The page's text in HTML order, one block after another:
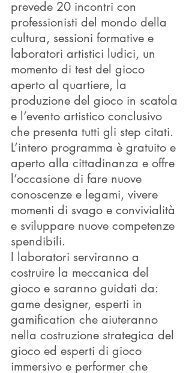
prevede 20 incontri con
professionisti del mondo della
cultura, sessioni formative e
laboratori artistici ludici, un
momento di test del gioco
aperto al quartiere, la
produzione del gioco in scatola
e l’evento artistico conclusivo
che presenta tutti gli step citati.
L’intero programma è gratuito e
aperto alla cittadinanza e offre
l’occasione di fare nuove
conoscenze e legami, vivere
momenti di svago e convivialità
e sviluppare nuove competenze
spendibili.
I laboratori serviranno a
costruire la meccanica del
gioco e saranno guidati da:
game designer, esperti in
gamification che aiuteranno
nella costruzione strategica del
gioco ed esperti di gioco
immersivo e performer che